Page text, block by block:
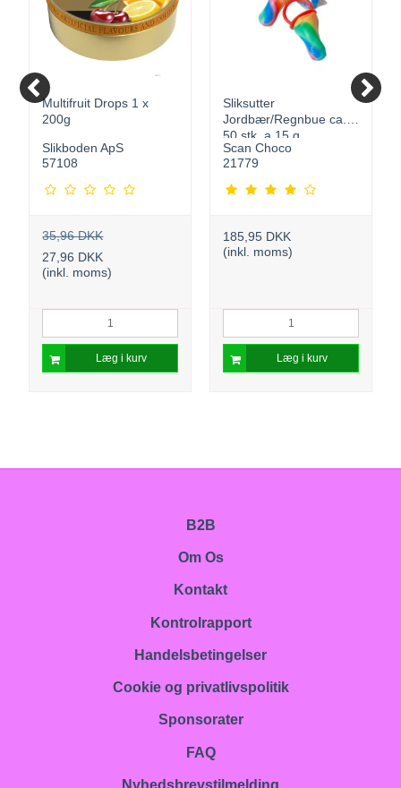
Multifruit Drops 1 x
200g
Slikboden ApS
57108
35,96 DKK
27,96 DKK
(inkl. moms)
Læg i kurv
Sliksutter
Jordbær/Regnbue ca.
50 stk. a 15 g
Scan Choco
21779
185,95 DKK
(inkl. moms)
Læg i kurv
B2B
Om Os
Kontakt
Kontrolrapport
Handelsbetingelser
Cookie og privatlivspolitik
Sponsorater
FAQ
Nyhedsbrevstilmelding